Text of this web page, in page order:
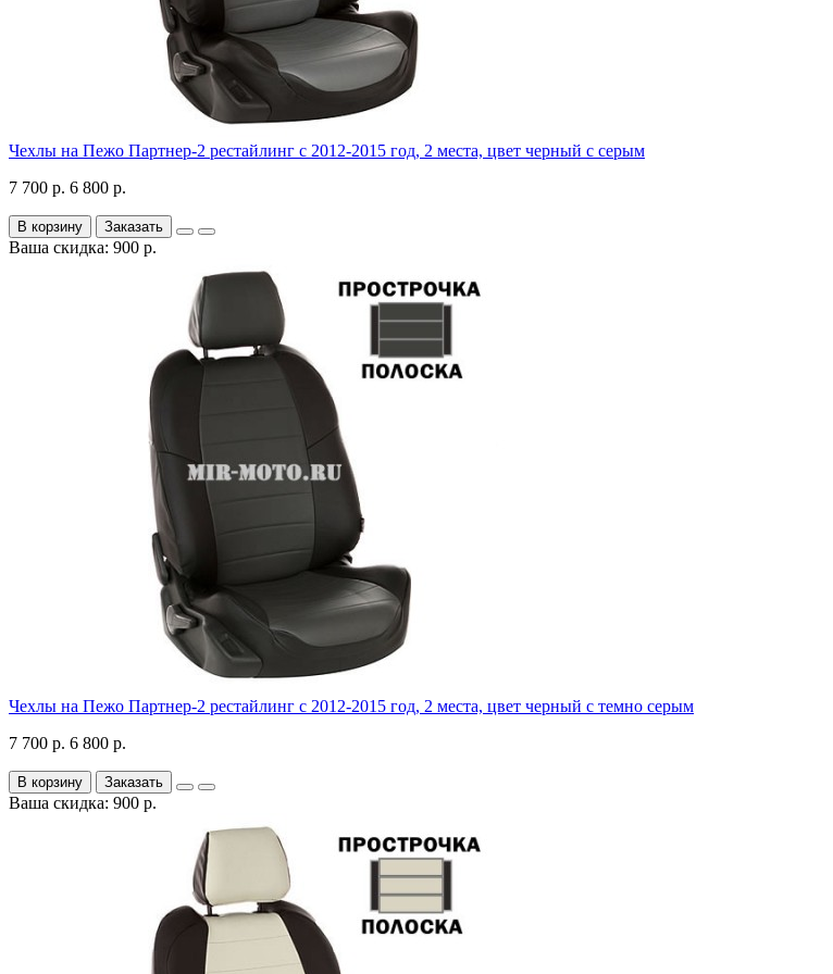
Чехлы на Пежо Партнер-2 рестайлинг с 2012-2015 год, 2 места, цвет черный с серым
7 700 р. 6 800 р.
В корзину Заказать
Ваша скидка: 900 р.
Чехлы на Пежо Партнер-2 рестайлинг с 2012-2015 год, 2 места, цвет черный с темно серым
7 700 р. 6 800 р.
В корзину Заказать
Ваша скидка: 900 р.